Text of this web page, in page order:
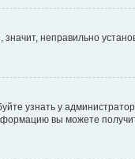
неправильно
узнать у
вы можете